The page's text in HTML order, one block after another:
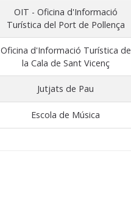
OIT - Oficina d'Informació
Turística del Port de Pollença
Oficina d'Informació Turística de
la Cala de Sant Vicenç
Jutjats de Pau
Escola de Música